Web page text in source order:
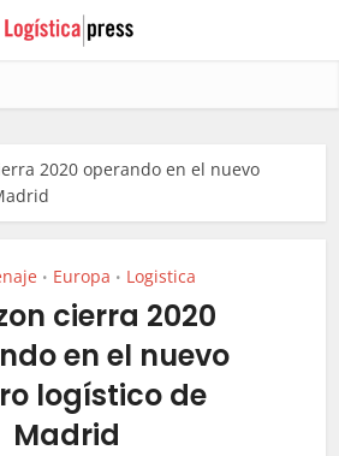
2020 operando en el nuevo
• Europa • Logistica
cierra 2020
en el nuevo
logístico de
Madrid